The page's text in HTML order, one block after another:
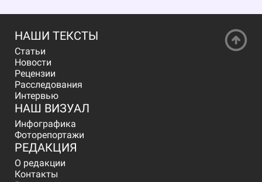
НАШИ ТЕКСТЫ
Статьи
Новости
Рецензии
Расследования
Интервью
НАШ ВИЗУАЛ
Инфографика
Фоторепортажи
РЕДАКЦИЯ
О редакции
Контакты